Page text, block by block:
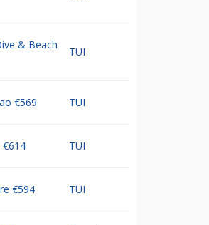
& Beach
TUI
€569 TUI
€614 TUI
€594 TUI